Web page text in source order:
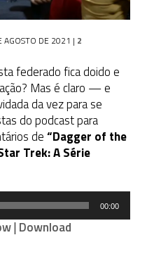
AGOSTO DE 2021 | 2
federado fica doido e
Mas é claro — e
da vez para se
do podcast para
de“Dagger of the
Trek: A Série
00:00
| Download